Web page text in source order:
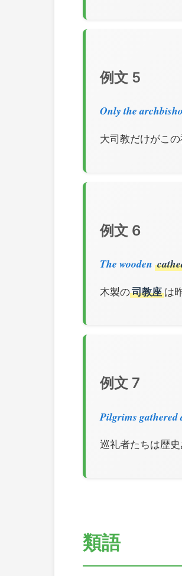
例文 5
Only the
大司教だけがこ
例文 6
The wooden
木製の司教座は
例文 7
Pilgrims
巡礼者たちは歴史
類語